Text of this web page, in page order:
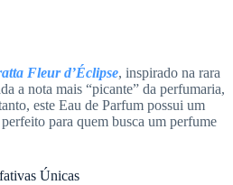
Fleur d’Éclipse, inspirado na rara
a nota mais “picante” da perfumaria,
este Eau de Parfum possui um
para quem busca um perfume
Únicas